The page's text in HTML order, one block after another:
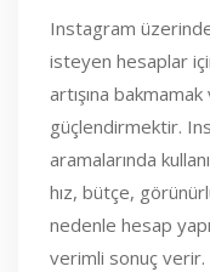
Instagram
isteyen hesaplar
artışına
güçlendirmektir.
aramalarında
hız, bütçe,
nedenle hesap
verimli sonuç verir.